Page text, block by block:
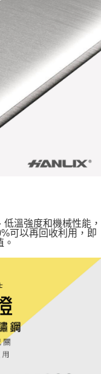
溫強度和機械性能，
可以再回收利用，即